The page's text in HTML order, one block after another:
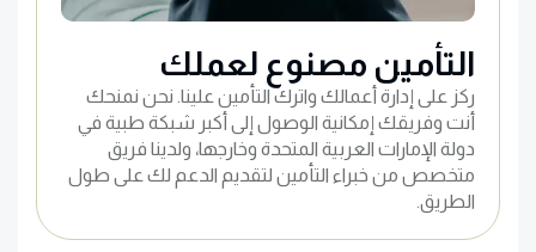
التأمين مصنوع لعملك
ركز على إدارة أعمالك واترك التأمين علينا. نحن نمنحك
أنت وفريقك إمكانية الوصول إلى أكبر شبكة طبية في
دولة الإمارات العربية المتحدة وخارجها، ولدينا فريق
متخصص من خبراء التأمين لتقديم الدعم لك على طول
الطريق.